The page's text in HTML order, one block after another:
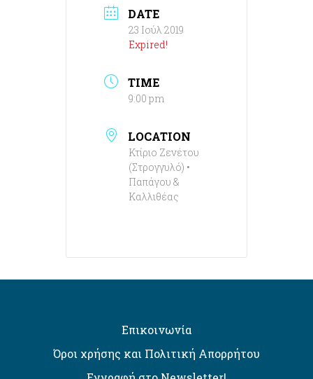
DATE
23 Ιούλ 2019
Expired!
TIME
9:00 pm
LOCATION
Κτίριο Ζενέτου
(Στρογγυλό) •
Παπάγου &
Καλλιθέας
Επικοινωνία
Όροι χρήσης και Πολιτική Απορρήτου